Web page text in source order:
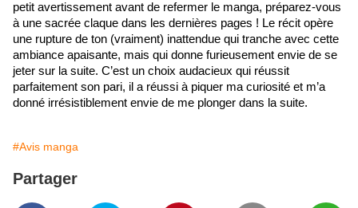
petit avertissement avant de refermer le manga, préparez-vous
à une sacrée claque dans les dernières pages ! Le récit opère
une rupture de ton (vraiment) inattendue qui tranche avec cette
ambiance apaisante, mais qui donne furieusement envie de se
jeter sur la suite. C’est un choix audacieux qui réussit
parfaitement son pari, il a réussi à piquer ma curiosité et m’a
donné irrésistiblement envie de me plonger dans la suite.
#Avis manga
Partager